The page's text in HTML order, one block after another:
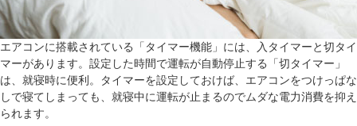
エアコンに搭載されている「タイマー機能」には、入タイマーと切タイ
マーがあります。設定した時間で運転が自動停止する「切タイマー」
は、就寝時に便利。タイマーを設定しておけば、エアコンをつけっぱな
しで寝てしまっても、就寝中に運転が止まるのでムダな電力消費を抑え
られます。